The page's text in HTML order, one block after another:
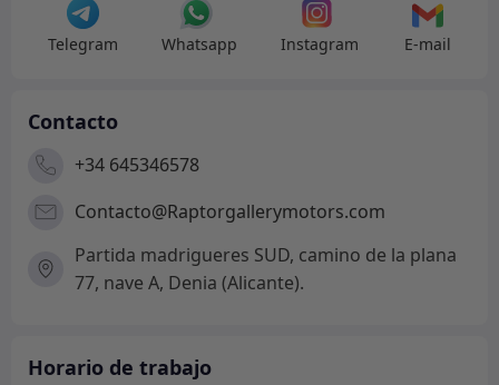
Telegram Whatsapp Instagram E-mail
Contacto
+34 645346578
Contacto@Raptorgallerymotors.com
Partida madrigueres SUD, camino de la plana
77, nave A, Denia (Alicante).
Horario de trabajo